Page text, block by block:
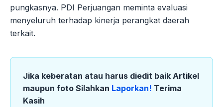
pungkasnya. PDI Perjuangan meminta evaluasi
menyeluruh terhadap kinerja perangkat daerah
terkait.
Jika keberatan atau harus diedit baik Artikel
maupun foto Silahkan Laporkan! Terima
Kasih